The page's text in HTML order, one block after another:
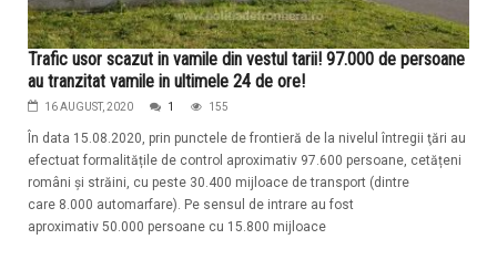
Trafic usor scazut in vamile din vestul tarii! 97.000 de persoane
au tranzitat vamile in ultimele 24 de ore!
16 AUGUST, 2020 1 155
În data 15.08.2020, prin punctele de frontieră de la nivelul întregii ţări au
efectuat formalitățile de control aproximativ 97.600 persoane, cetățeni
români și străini, cu peste 30.400 mijloace de transport (dintre
care 8.000 automarfare). Pe sensul de intrare au fost
aproximativ 50.000 persoane cu 15.800 mijloace